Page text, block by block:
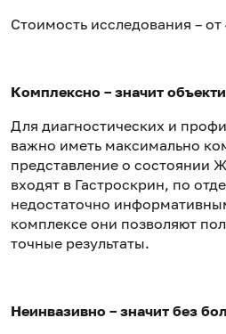
Стоимость исследования –
Комплексно – значит
Для диагностических и
важно иметь максимально
представление о состоянии
входят в Гастроскрин, по
недостаточно
комплексе они позволяют
точные результаты.
Неинвазивно – значит без